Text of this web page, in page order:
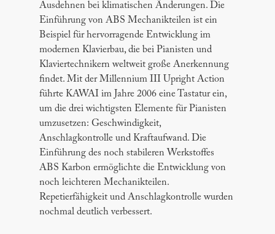
Ausdehnen bei klimatischen Änderungen. Die
Einführung von ABS Mechanikteilen ist ein
Beispiel für hervorragende Entwicklung im
modernen Klavierbau, die bei Pianisten und
Klaviertechnikern weltweit große Anerkennung
findet. Mit der Millennium III Upright Action
führte KAWAI im Jahre 2006 eine Tastatur ein,
um die drei wichtigsten Elemente für Pianisten
umzusetzen: Geschwindigkeit,
Anschlagkontrolle und Kraftaufwand. Die
Einführung des noch stabileren Werkstoffes
ABS Karbon ermöglichte die Entwicklung von
noch leichteren Mechanikteilen.
Repetierfähigkeit und Anschlagkontrolle wurden
nochmal deutlich verbessert.